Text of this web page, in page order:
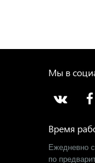
Мы в
Время
Ежедневно
​по